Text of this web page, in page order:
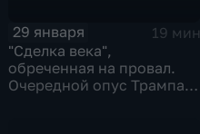
29 января
19 мин
"Сделка века",
обреченная на провал.
Очередной опус Трампа.